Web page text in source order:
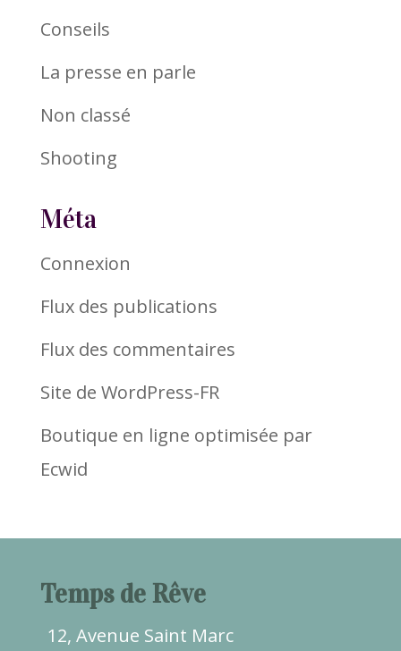
Conseils
La presse en parle
Non classé
Shooting
Méta
Connexion
Flux des publications
Flux des commentaires
Site de WordPress-FR
Boutique en ligne optimisée par
Ecwid
Temps de Rêve
12, Avenue Saint Marc